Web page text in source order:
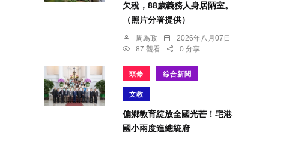
欠稅，88歲義務人身居陃室。
（照片分署提供）
周為政
2026年八月07日
87 觀看
0 分享
頭條 綜合新聞
文教
偏鄉教育綻放全國光芒！宅港
國小兩度進總統府